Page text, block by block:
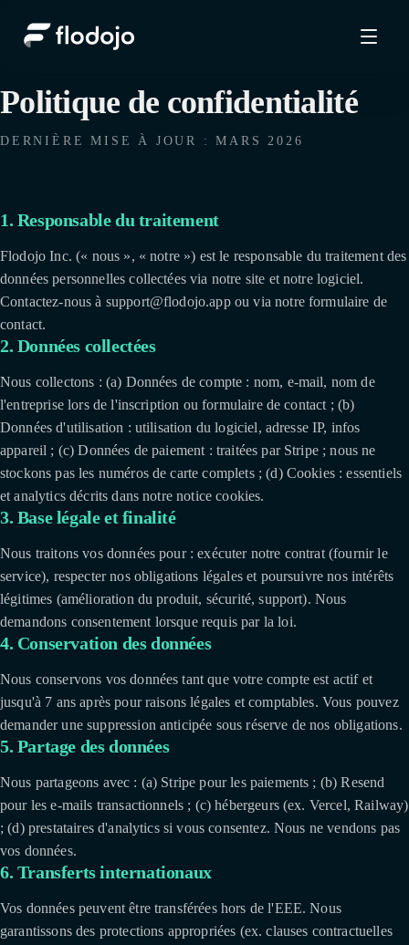
Politique de confidentialité
DERNIÈRE MISE À JOUR : MARS 2026
1. Responsable du traitement
Flodojo Inc. (« nous », « notre ») est le responsable du traitement des
données personnelles collectées via notre site et notre logiciel.
Contactez-nous à support@flodojo.app ou via notre formulaire de
contact.
2. Données collectées
Nous collectons : (a) Données de compte : nom, e-mail, nom de
l'entreprise lors de l'inscription ou formulaire de contact ; (b)
Données d'utilisation : utilisation du logiciel, adresse IP, infos
appareil ; (c) Données de paiement : traitées par Stripe ; nous ne
stockons pas les numéros de carte complets ; (d) Cookies : essentiels
et analytics décrits dans notre notice cookies.
3. Base légale et finalité
Nous traitons vos données pour : exécuter notre contrat (fournir le
service), respecter nos obligations légales et poursuivre nos intérêts
légitimes (amélioration du produit, sécurité, support). Nous
demandons consentement lorsque requis par la loi.
4. Conservation des données
Nous conservons vos données tant que votre compte est actif et
jusqu'à 7 ans après pour raisons légales et comptables. Vous pouvez
demander une suppression anticipée sous réserve de nos obligations.
5. Partage des données
Nous partageons avec : (a) Stripe pour les paiements ; (b) Resend
pour les e-mails transactionnels ; (c) hébergeurs (ex. Vercel, Railway)
; (d) prestataires d'analytics si vous consentez. Nous ne vendons pas
vos données.
6. Transferts internationaux
Vos données peuvent être transférées hors de l'EEE. Nous
garantissons des protections appropriées (ex. clauses contractuelles